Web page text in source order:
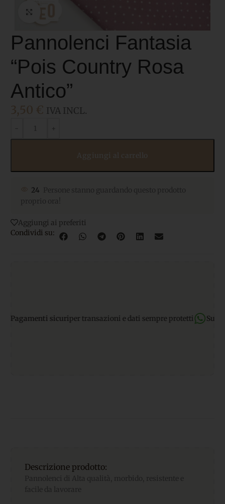
Pannolenci Fantasia
“Pois Country Rosa
Antico”
IVA INCL.
24
Aggiungi ai preferiti
Condividi su:
sicuriper transazioni e dati sempre protetti Supporto
Descrizione prodotto: